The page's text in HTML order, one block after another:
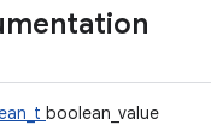
boolean_value